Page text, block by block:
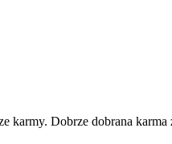
karmy. Dobrze dobrana